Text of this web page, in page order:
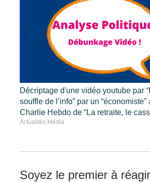
Décriptage d'une vidéo youtube par
souffle de l’info” par un
Charlie Hebdo de “La retraite, le
Actualités Média
Soyez le premier à réagir